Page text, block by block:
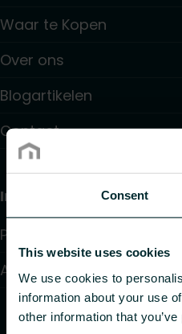
Consent
This website uses cookies
We use cookies to
information about your use
other information that
Waar te Kopen
Over ons
Blogartikelen
Contact
Information
Privacy beleid
Algemene voorwaarden